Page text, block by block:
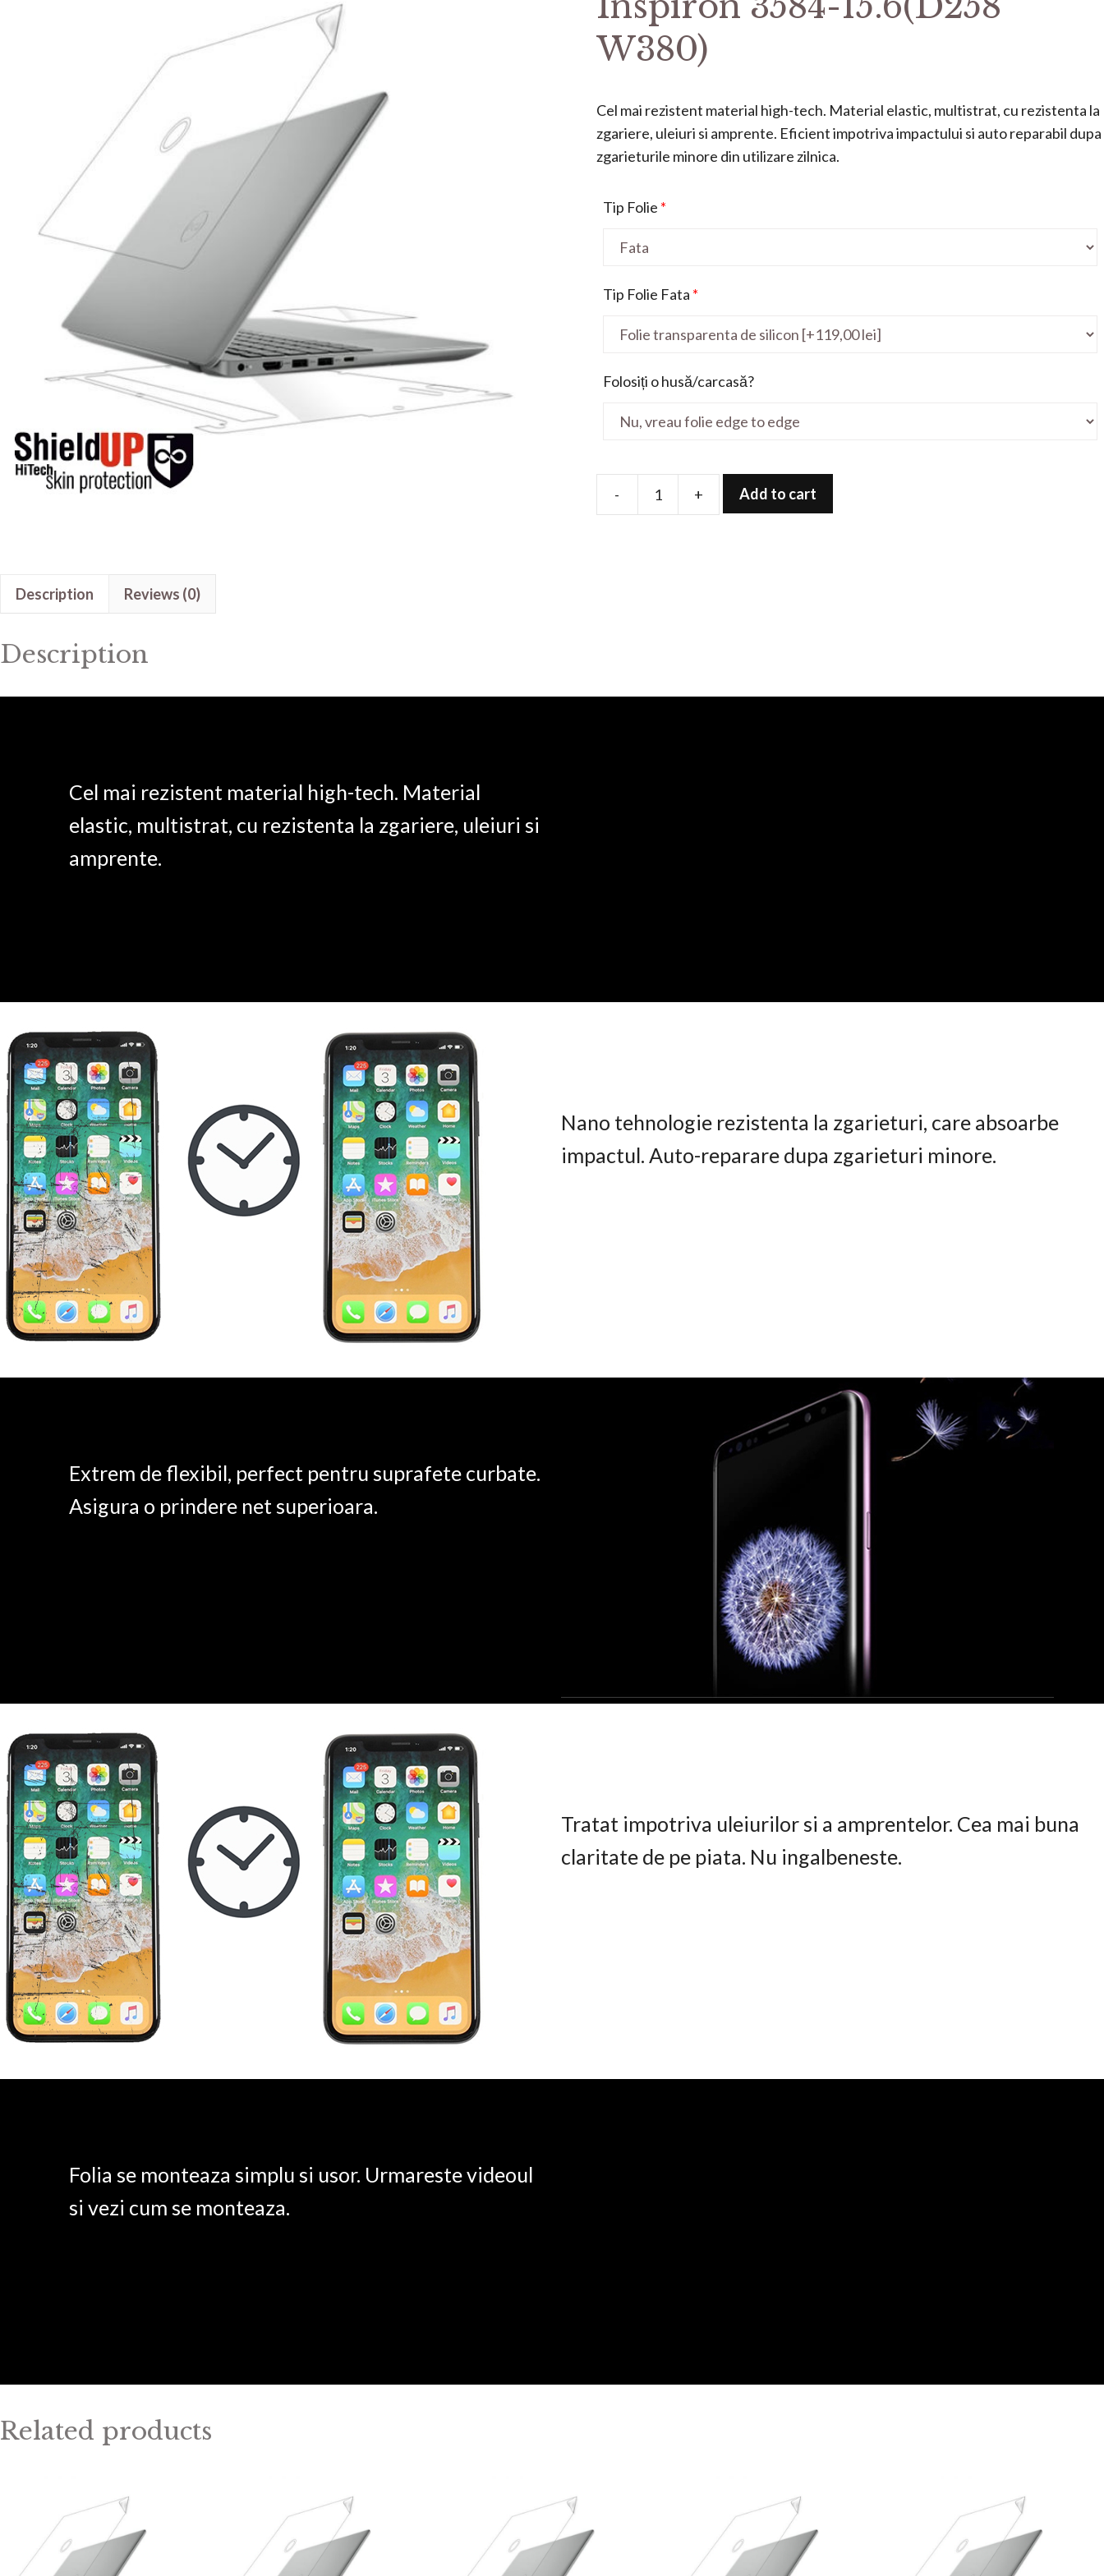
W380)
Cel mai rezistent material high-tech. Material elastic, multistrat, cu rezistenta la
zgariere, uleiuri si amprente. Eficient impotriva impactului si auto reparabil dupa
zgarieturile minore din utilizare zilnica.
Tip Folie *
Tip Folie Fata *
Folosiți o husă/carcasă?
- + Add to cart
Description Reviews (0)
Description
Cel mai rezistent material high-tech. Material
elastic, multistrat, cu rezistenta la zgariere, uleiuri si
amprente.
Nano tehnologie rezistenta la zgarieturi, care absoarbe
impactul. Auto-reparare dupa zgarieturi minore.
Extrem de flexibil, perfect pentru suprafete curbate.
Asigura o prindere net superioara.
Tratat impotriva uleiurilor si a amprentelor. Cea mai buna
claritate de pe piata. Nu ingalbeneste.
Folia se monteaza simplu si usor. Urmareste videoul
si vezi cum se monteaza.
Related products